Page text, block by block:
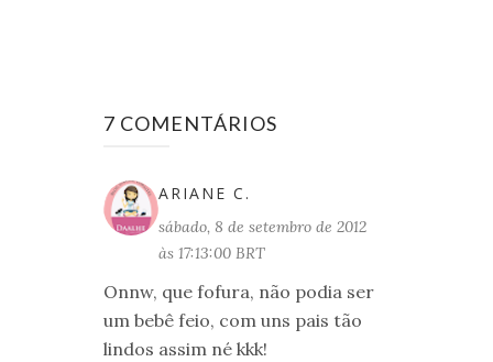
7 COMENTÁRIOS
ARIANE C.
sábado, 8 de setembro de 2012
às 17:13:00 BRT
Onnw, que fofura, não podia ser
um bebê feio, com uns pais tão
lindos assim né kkk!